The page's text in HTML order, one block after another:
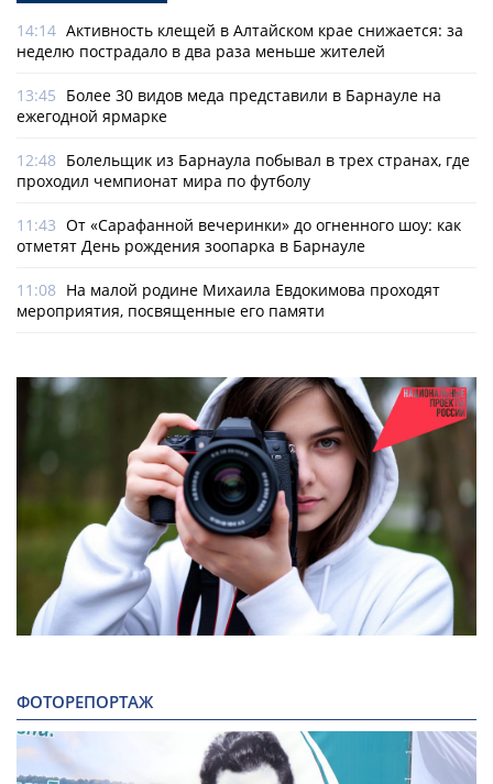
14:14 Активность клещей в Алтайском крае снижается: за
неделю пострадало в два раза меньше жителей
13:45 Более 30 видов меда представили в Барнауле на
ежегодной ярмарке
12:48 Болельщик из Барнаула побывал в трех странах, где
проходил чемпионат мира по футболу
11:43 От «Сарафанной вечеринки» до огненного шоу: как
отметят День рождения зоопарка в Барнауле
11:08 На малой родине Михаила Евдокимова проходят
мероприятия, посвященные его памяти
ФОТОРЕПОРТАЖ